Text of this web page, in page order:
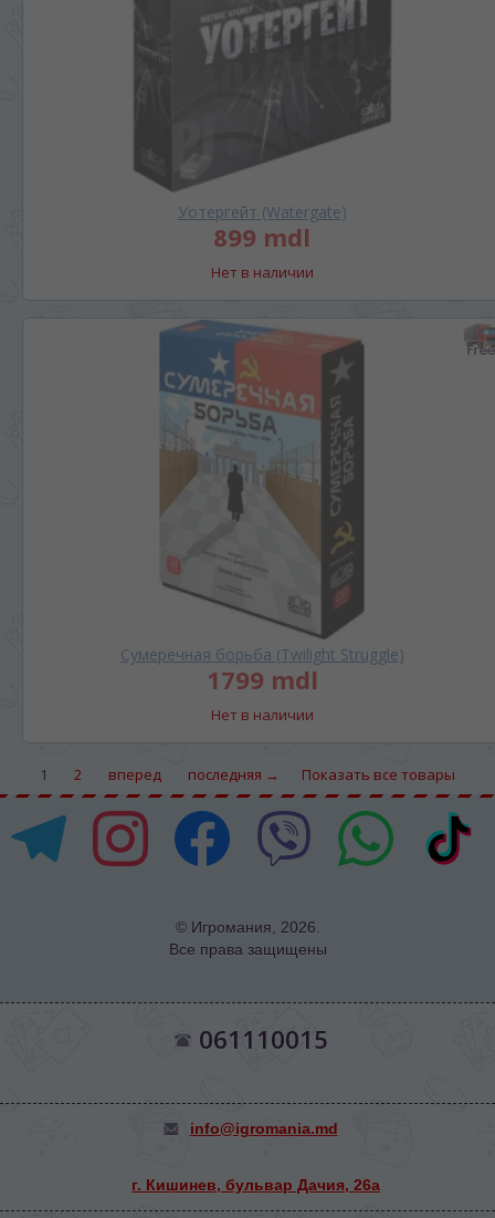
Уотергейт (Watergate)
899 mdl
Нет в наличии
Сумеречная борьба (Twilight Struggle)
1799 mdl
Нет в наличии
1 2 вперед последняя → Показать все товары
© Игромания, 2026.
Все права защищены
061110015
info@igromania.md
г. Кишинев, бульвар Дачия, 26а